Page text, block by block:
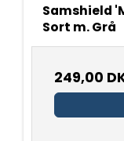
Samshield
Sort m. Grå
249,00